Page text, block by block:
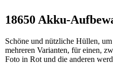
18650 Akku-
Schöne und nützliche Hüllen,
mehreren Varianten, für einen,
Foto in Rot und die anderen